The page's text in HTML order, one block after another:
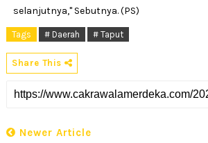
selanjutnya," Sebutnya. (PS)
Tags # Daerah # Taput
Share This
Newer Article